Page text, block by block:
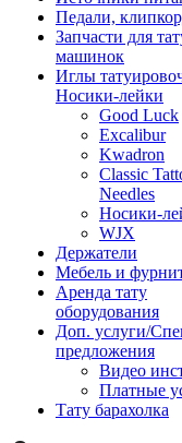
Педали,
Запчасти для
машинок
Иглы
Носики-лейки
Good Luck
Excalibur
Kwadron
Classic
Needles
Носики-
WJX
Держатели
Мебель и
Аренда тату
оборудования
Доп. услуги/
предложения
Видео
Платные
Тату барахолка